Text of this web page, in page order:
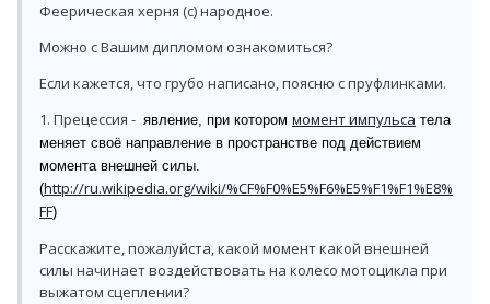
Феерическая херня (с) народное.
Можно с Вашим дипломом ознакомиться?
Если кажется, что грубо написано, поясню с пруфлинками.
1. Прецессия - явление, при котором момент импульса тела
меняет своё направление в пространстве под действием
момента внешней силы.
(http://ru.wikipedia.org/wiki/%CF%F0%E5%F6%E5%F1%F1%E8%
FF)
Расскажите, пожалуйста, какой момент какой внешней
силы начинает воздействовать на колесо мотоцикла при
выжатом сцеплении?